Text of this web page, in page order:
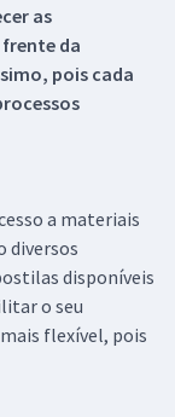
as
da
pois cada
a materiais
diversos
disponíveis
o seu
flexível, pois